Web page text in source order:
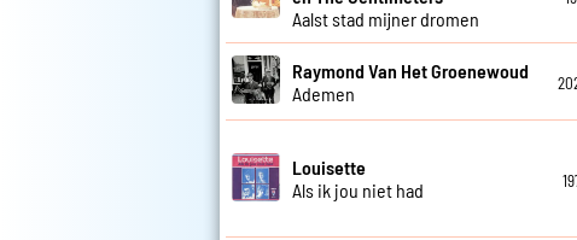
Aalst stad mijner dromen
Raymond Van Het Groenewoud
Ademen
Louisette
Als ik jou niet had